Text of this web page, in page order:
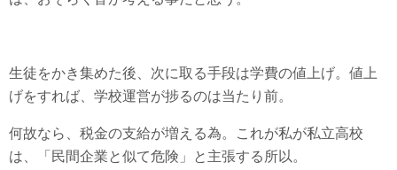
生徒をかき集めた後、次に取る手段は学費の値上げ。値上
げをすれば、学校運営が捗るのは当たり前。
何故なら、税金の支給が増える為。これが私が私立高校
は、「民間企業と似て危険」と主張する所以。